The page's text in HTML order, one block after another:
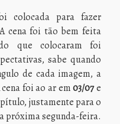
colocada para fazer
cena foi tão bem feita
que colocaram foi
sabe quando
de cada imagem, a
foi ao ar em03/07e
justamente para o
próxima segunda-feira.